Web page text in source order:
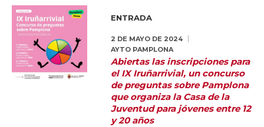
ENTRADA
2 DE MAYO DE 2024
AYTO PAMPLONA
Abiertas las inscripciones para
el IX Iruñarrivial, un concurso
de preguntas sobre Pamplona
que organiza la Casa de la
Juventud para jóvenes entre 12
y 20 años